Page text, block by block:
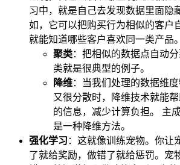
习中，就是自己去发现数据里面隐
如，它可以把购买行为相似的客户
就能知道哪些客户喜欢同一类产品
聚类：把相似的数据点自动
类就是很典型的例子。
降维：当我们处理的数据维
又很分散时，降维技术就能
的信息，减少计算负担。 主
是一种降维方法。
强化学习 ：这就像训练宠物。你让
了就给奖励，做错了就给惩罚。宠